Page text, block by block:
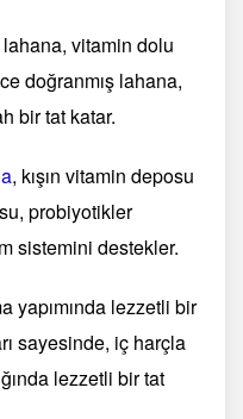
lahana, vitamin dolu
doğranmış lahana,
bir tat katar.
, kışın vitamin deposu
probiyotikler
sistemini destekler.
yapımında lezzetli bir
sayesinde, iç harçla
lezzetli bir tat